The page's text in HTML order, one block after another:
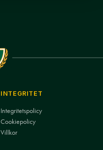
INTEGRITET
Integritetspolicy
Cookiepolicy
Villkor